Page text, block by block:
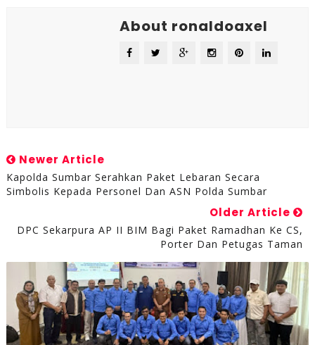
About ronaldoaxel
Newer Article
Kapolda Sumbar Serahkan Paket Lebaran Secara
Simbolis Kepada Personel Dan ASN Polda Sumbar
Older Article
DPC Sekarpura AP II BIM Bagi Paket Ramadhan Ke CS,
Porter Dan Petugas Taman